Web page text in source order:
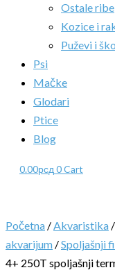
Ostale ribe
Kozice i
Puževi i
Psi
Mačke
Glodari
Ptice
Blog
0.00рсд 0Cart
Početna /Akvaristika /
akvarijum /Spoljašnji
4+ 250T spoljašnji